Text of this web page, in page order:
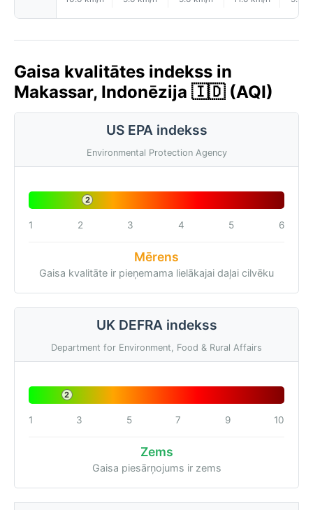
Gaisa kvalitātes indekss in
Makassar, Indonēzija 🇮🇩 (AQI)
US EPA indekss
Environmental Protection Agency
2
1 2 3 4 5 6
Mērens
Gaisa kvalitāte ir pieņemama lielākajai daļai cilvēku
UK DEFRA indekss
Department for Environment, Food & Rural Affairs
2
1 3 5 7 9 10
Zems
Gaisa piesārņojums ir zems